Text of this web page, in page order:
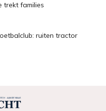
trekt families
ruiten tractor